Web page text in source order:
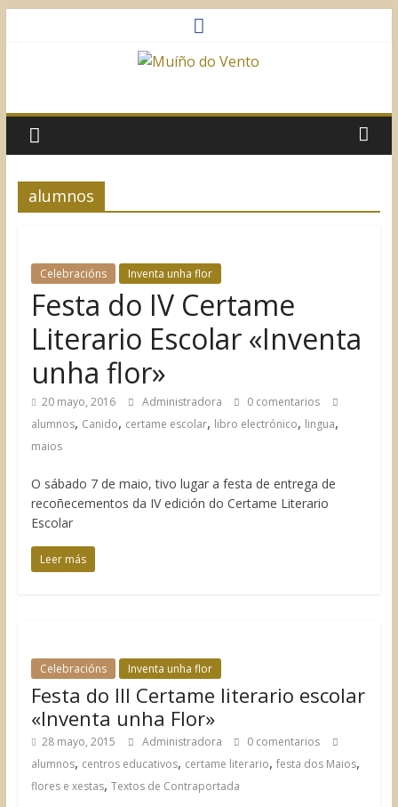
do
Vento
alumnos
Celebracións Inventa unha flor
Festa do IV Certame
Literario Escolar «Inventa
unha flor»
20 mayo, 2016 Administradora
0 comentarios
alumnos, Canido, certame escolar, libro electrónico, lingua,
maios
O sábado 7 de maio, tivo lugar a festa de entrega de
recoñecementos da IV edición do Certame Literario
Escolar
Leer más
Celebracións Inventa unha flor
Festa do III Certame literario escolar
«Inventa unha Flor»
28 mayo, 2015 Administradora
0 comentarios
alumnos, centros educativos, certame literario, festa dos Maios,
flores e xestas, Textos de Contraportada